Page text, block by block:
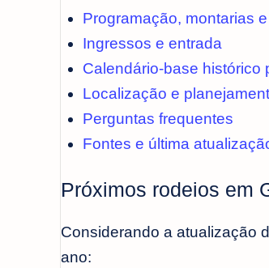
Programação, montarias
Ingressos e entrada
Calendário-base histórico
Localização e
Perguntas frequentes
Fontes e última
Próximos rodeios em
Considerando a atualização
ano: